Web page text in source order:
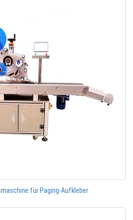
für Paging-Aufkleber